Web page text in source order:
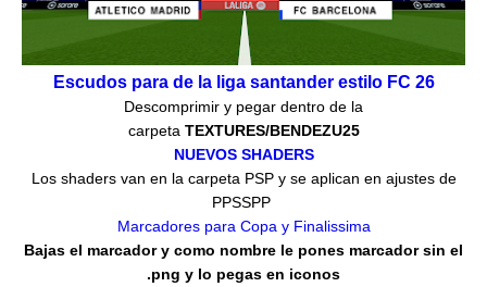
Escudos para de la liga santander estilo FC 26
Descomprimir y pegar dentro de la
carpeta TEXTURES/BENDEZU25
NUEVOS SHADERS
Los shaders van en la carpeta PSP y se aplican en ajustes de
PPSSPP
Marcadores para Copa y Finalissima
Bajas el marcador y como nombre le pones marcador sin el
.png y lo pegas en iconos